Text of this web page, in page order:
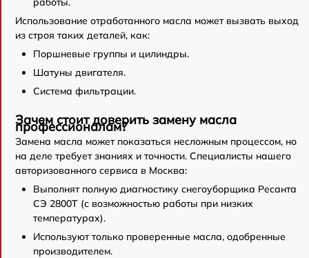
Использование отработанного масла может вызвать выход
из строя таких деталей, как:
Поршневые группы и цилиндры.
Шатуны двигателя.
Система фильтрации.
Зачем стоит доверить замену масла
профессионалам?
Замена масла может показаться несложным процессом, но
на деле требует знаниях и точности. Специалисты нашего
авторизованного сервиса в Москва:
Выполнят полную диагностику снегоуборщика Ресанта
СЭ 2800Т (с возможностью работы при низких
температурах).
Используют только проверенные масла, одобренные
производителем.